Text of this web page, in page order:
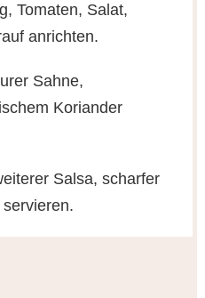
Tomaten, Salat,
anrichten.
Sahne,
Koriander
Salsa, scharfer